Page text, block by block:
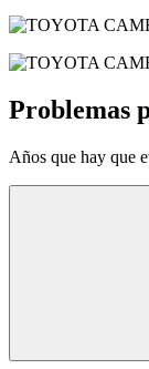
Problemas
Años que hay que